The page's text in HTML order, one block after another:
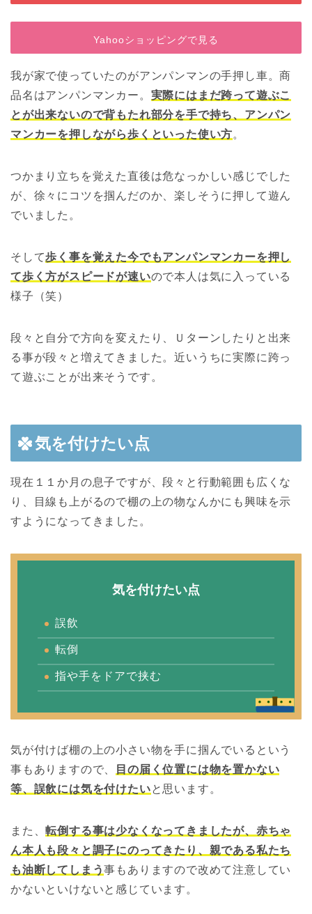
Yahooショッピングで見る
我が家で使っていたのがアンパンマンの手押し車。商
品名はアンパンマンカー。 実際にはまだ跨って遊ぶこ
とが出来ないので背もたれ部分を手で持ち、アンパン
マンカーを押しながら歩くといった使い方。
つかまり立ちを覚えた直後は危なっかしい感じでした
が、徐々にコツを掴んだのか、楽しそうに押して遊ん
でいました。
そして歩く事を覚えた今でもアンパンマンカーを押し
て歩く方がスピードが速いので本人は気に入っている
様子（笑）
段々と自分で方向を変えたり、Ｕターンしたりと出来
る事が段々と増えてきました。近いうちに実際に跨っ
て遊ぶことが出来そうです。
気を付けたい点
現在１１か月の息子ですが、段々と行動範囲も広くな
り、目線も上がるので棚の上の物なんかにも興味を示
すようになってきました。
気を付けたい点
誤飲
転倒
指や手をドアで挟む
気が付けば棚の上の小さい物を手に掴んでいるという
事もありますので、
目の届く位置には物を置かない
等、誤飲には気を付けたいと思います。
また、転倒する事は少なくなってきましたが、赤ちゃ
ん本人も段々と調子にのってきたり、親である私たち
も油断してしまう事もありますので改めて注意してい
かないといけないと感じています。